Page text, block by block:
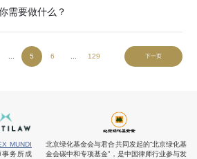
需要做什么？
5 6 129 下一页
MUNDI
务所成
北京绿化基金会与君合共同发起的“北京绿化基
金会碳中和专项基金”，是中国律师行业参与发